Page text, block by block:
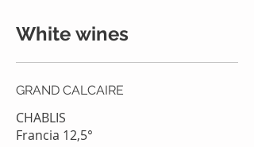
White wines
GRAND CALCAIRE
CHABLIS
Francia 12,5°